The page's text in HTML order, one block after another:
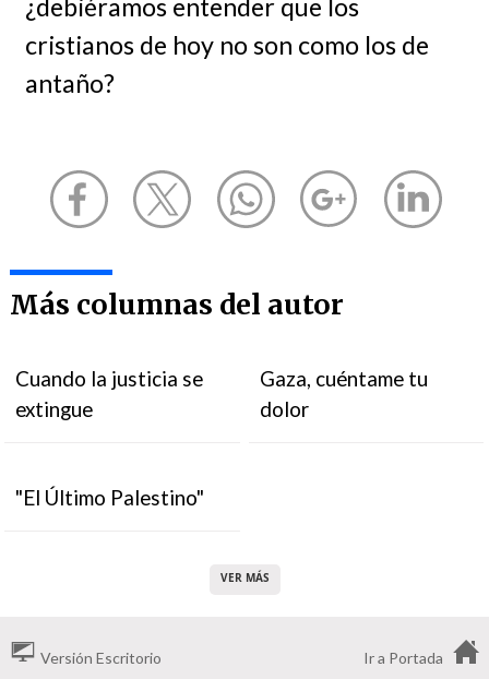
¿debiéramos entender que los
cristianos de hoy no son como los de
antaño?
Más columnas del autor
Cuando la justicia se
extingue
Gaza, cuéntame tu
dolor
"El Último Palestino"
VER MÁS
Versión Escritorio Ir a Portada